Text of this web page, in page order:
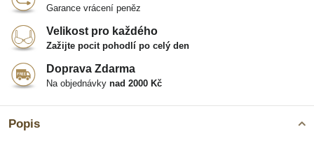
Popis
Garance vrácení peněz
Velikost pro každého
Zažijte pocit pohodlí po celý den
Doprava Zdarma
Na objednávky nad 2000 Kč